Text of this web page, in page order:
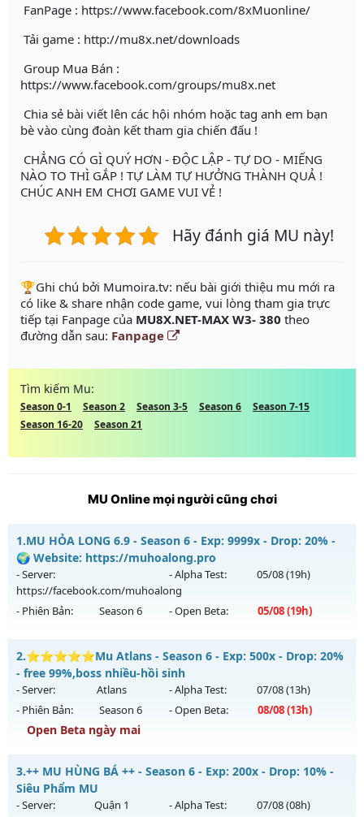
FanPage : https://www.facebook.com/8xMuonline/
Tải game : http://mu8x.net/downloads
Group Mua Bán :
https://www.facebook.com/groups/mu8x.net
Chia sẻ bài viết lên các hội nhóm hoặc tag anh em bạn
bè vào cùng đoàn kết tham gia chiến đấu !
CHẲNG CÓ GÌ QUÝ HƠN - ĐỘC LẬP - TỰ DO - MIẾNG
NÀO TO THÌ GẮP ! TỰ LÀM TỰ HƯỞNG THÀNH QUẢ !
CHÚC ANH EM CHƠI GAME VUI VẺ !
Hãy đánh giá MU này!
️🏆Ghi chú bởi Mumoira.tv: nếu bài giới thiệu mu mới ra
có like & share nhận code game, vui lòng tham gia trực
tiếp tại Fanpage của MU8X.NET-MAX W3- 380 theo
đường dẫn sau: Fanpage
Tìm kiếm Mu:
Season 0-1 Season 2 Season 3-5 Season 6
Season 7-15
Season 16-20
Season 21
MU Online mọi người cũng chơi
1.MU HỎA LONG 6.9 - Season 6 - Exp: 9999x - Drop: 20% -
🌍 Website: https://muhoalong.pro
- Server:
https://facebook.com/muhoalong
- Alpha Test: 05/08(19h)
- Phiên Bản: Season 6 - Open Beta: 05/08(19h)
MU HỎA LONG 6.9 - 🌍 Website: https://muhoalong.pro
Mu mới ra tháng 08 2026 - Mở máy chủ
https://facebook.com/muhoalongvào 19h ngày
05/08/2626
Exp: 9999x - Drop: 20%
Thể loại: Mu Nguyên bản Webzen
Antihack: XShield
2.⭐⭐⭐⭐⭐Mu Atlans - Season 6 - Exp: 500x - Drop: 20%
- free 99%,boss nhiều-hồi sinh
- Server: Atlans - Alpha Test: 07/08(13h)
- Phiên Bản:
Season 6 - Open Beta: 08/08(13h)
Open Beta ngày mai
⭐⭐⭐⭐⭐Mu Atlans - free 99%,boss nhiều-hồi sinh
Mu mới ra tháng 08 2026 - Mở máy chủ
ngày 08/08/2626
3.++ MU HÙNG BÁ ++ - Season 6 - Exp: 200x - Drop: 10% -
Siêu Phẩm MU
- Server: Quận 1 - Alpha Test: 07/08(08h)